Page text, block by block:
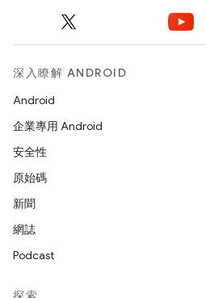
深入瞭解 ANDROID
Android
企業專用 Android
安全性
原始碼
新聞
網誌
Podcast